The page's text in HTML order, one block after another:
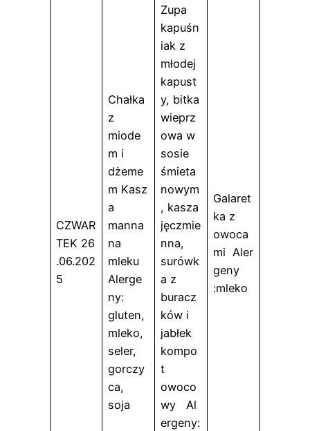
CZWAR
TEK 26
.06.202
5
Chałka
z
miode
m i
dżeme
m Kasz
a
manna
na
mleku
Alerge
ny:
gluten,
mleko,
seler,
gorczy
ca,
soja
Zupa
kapuśn
iak z
młodej
kapust
y, bitka
wieprz
owa w
sosie
śmieta
nowym
, kasza
jęczmie
nna,
surówk
a z
buracz
ków i
jabłek
kompo
t
owoco
wy Al
ergeny:
Galaret
ka z
owoca
mi Aler
geny
:mleko